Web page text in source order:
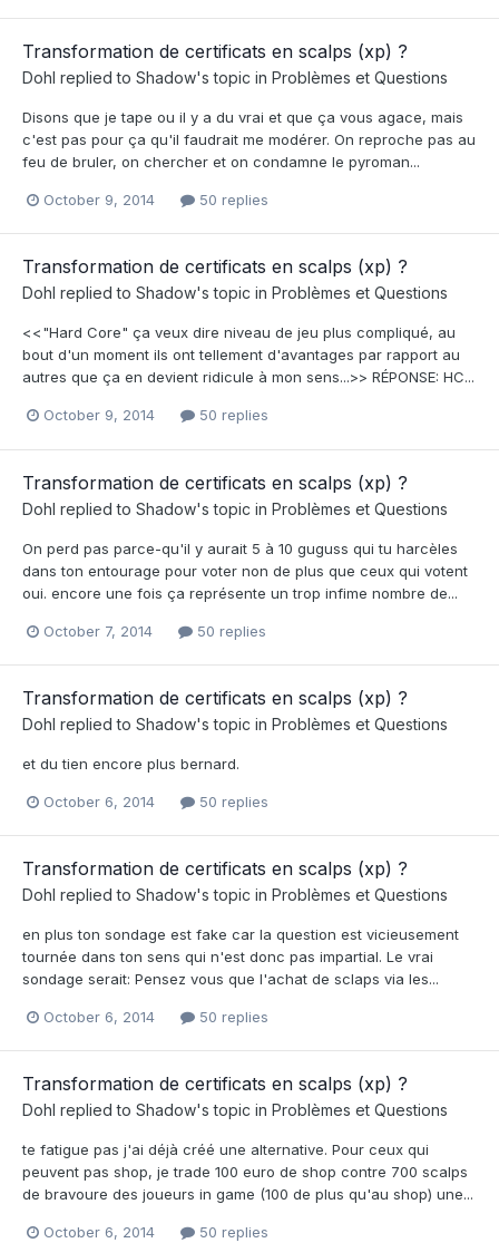
Transformation de certificats en scalps (xp) ?
Dohl replied to Shadow's topic in Problèmes et Questions
Disons que je tape ou il y a du vrai et que ça vous agace, mais
c'est pas pour ça qu'il faudrait me modérer. On reproche pas au
feu de bruler, on chercher et on condamne le pyroman...
October 9, 2014 50 replies
Transformation de certificats en scalps (xp) ?
Dohl replied to Shadow's topic in Problèmes et Questions
<<"Hard Core" ça veux dire niveau de jeu plus compliqué, au
bout d'un moment ils ont tellement d'avantages par rapport au
autres que ça en devient ridicule à mon sens...>> RÉPONSE: HC...
October 9, 2014 50 replies
Transformation de certificats en scalps (xp) ?
Dohl replied to Shadow's topic in Problèmes et Questions
On perd pas parce-qu'il y aurait 5 à 10 guguss qui tu harcèles
dans ton entourage pour voter non de plus que ceux qui votent
oui. encore une fois ça représente un trop infime nombre de...
October 7, 2014 50 replies
Transformation de certificats en scalps (xp) ?
Dohl replied to Shadow's topic in Problèmes et Questions
et du tien encore plus bernard.
October 6, 2014 50 replies
Transformation de certificats en scalps (xp) ?
Dohl replied to Shadow's topic in Problèmes et Questions
en plus ton sondage est fake car la question est vicieusement
tournée dans ton sens qui n'est donc pas impartial. Le vrai
sondage serait: Pensez vous que l'achat de sclaps via les...
October 6, 2014 50 replies
Transformation de certificats en scalps (xp) ?
Dohl replied to Shadow's topic in Problèmes et Questions
te fatigue pas j'ai déjà créé une alternative. Pour ceux qui
peuvent pas shop, je trade 100 euro de shop contre 700 scalps
de bravoure des joueurs in game (100 de plus qu'au shop) une...
October 6, 2014 50 replies